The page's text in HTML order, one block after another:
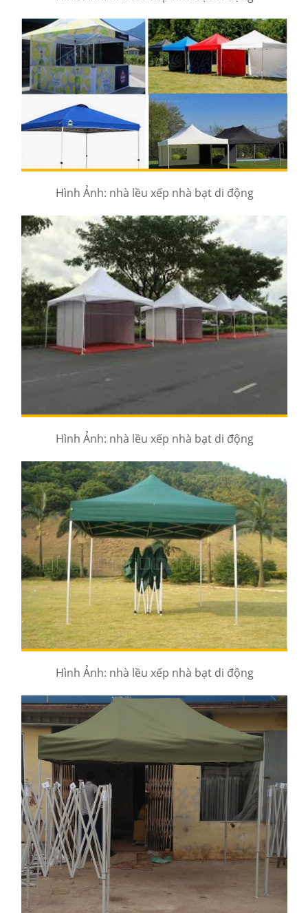
Hình Ảnh: nhà lều xếp nhà bạt di động
Hình Ảnh: nhà lều xếp nhà bạt di động
Hình Ảnh: nhà lều xếp nhà bạt di động